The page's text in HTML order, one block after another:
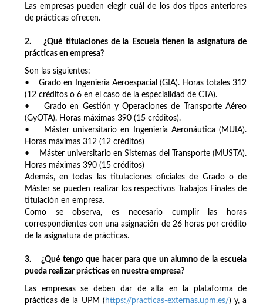
Las empresas pueden elegir cuál de los dos tipos anteriores
de prácticas ofrecen.
2. ¿Qué titulaciones de la Escuela tienen la asignatura de
prácticas en empresa?
Son las siguientes:
• Grado en Ingeniería Aeroespacial (GIA). Horas totales 312
(12 créditos o 6 en el caso de la especialidad de CTA).
• Grado en Gestión y Operaciones de Transporte Aéreo
(GyOTA). Horas máximas 390 (15 créditos).
• Máster universitario en Ingeniería Aeronáutica (MUIA).
Horas máximas 312 (12 créditos)
• Máster universitario en Sistemas del Transporte (MUSTA).
Horas máximas 390 (15 créditos)
Además, en todas las titulaciones oficiales de Grado o de
Máster se pueden realizar los respectivos Trabajos Finales de
titulación en empresa.
Como se observa, es necesario cumplir las horas
correspondientes con una asignación de 26 horas por crédito
de la asignatura de prácticas.
3. ¿Qué tengo que hacer para que un alumno de la escuela
pueda realizar prácticas en nuestra empresa?
Las empresas se deben dar de alta en la plataforma de
prácticas de la UPM ( https://practicas-externas.upm.es/) y, a